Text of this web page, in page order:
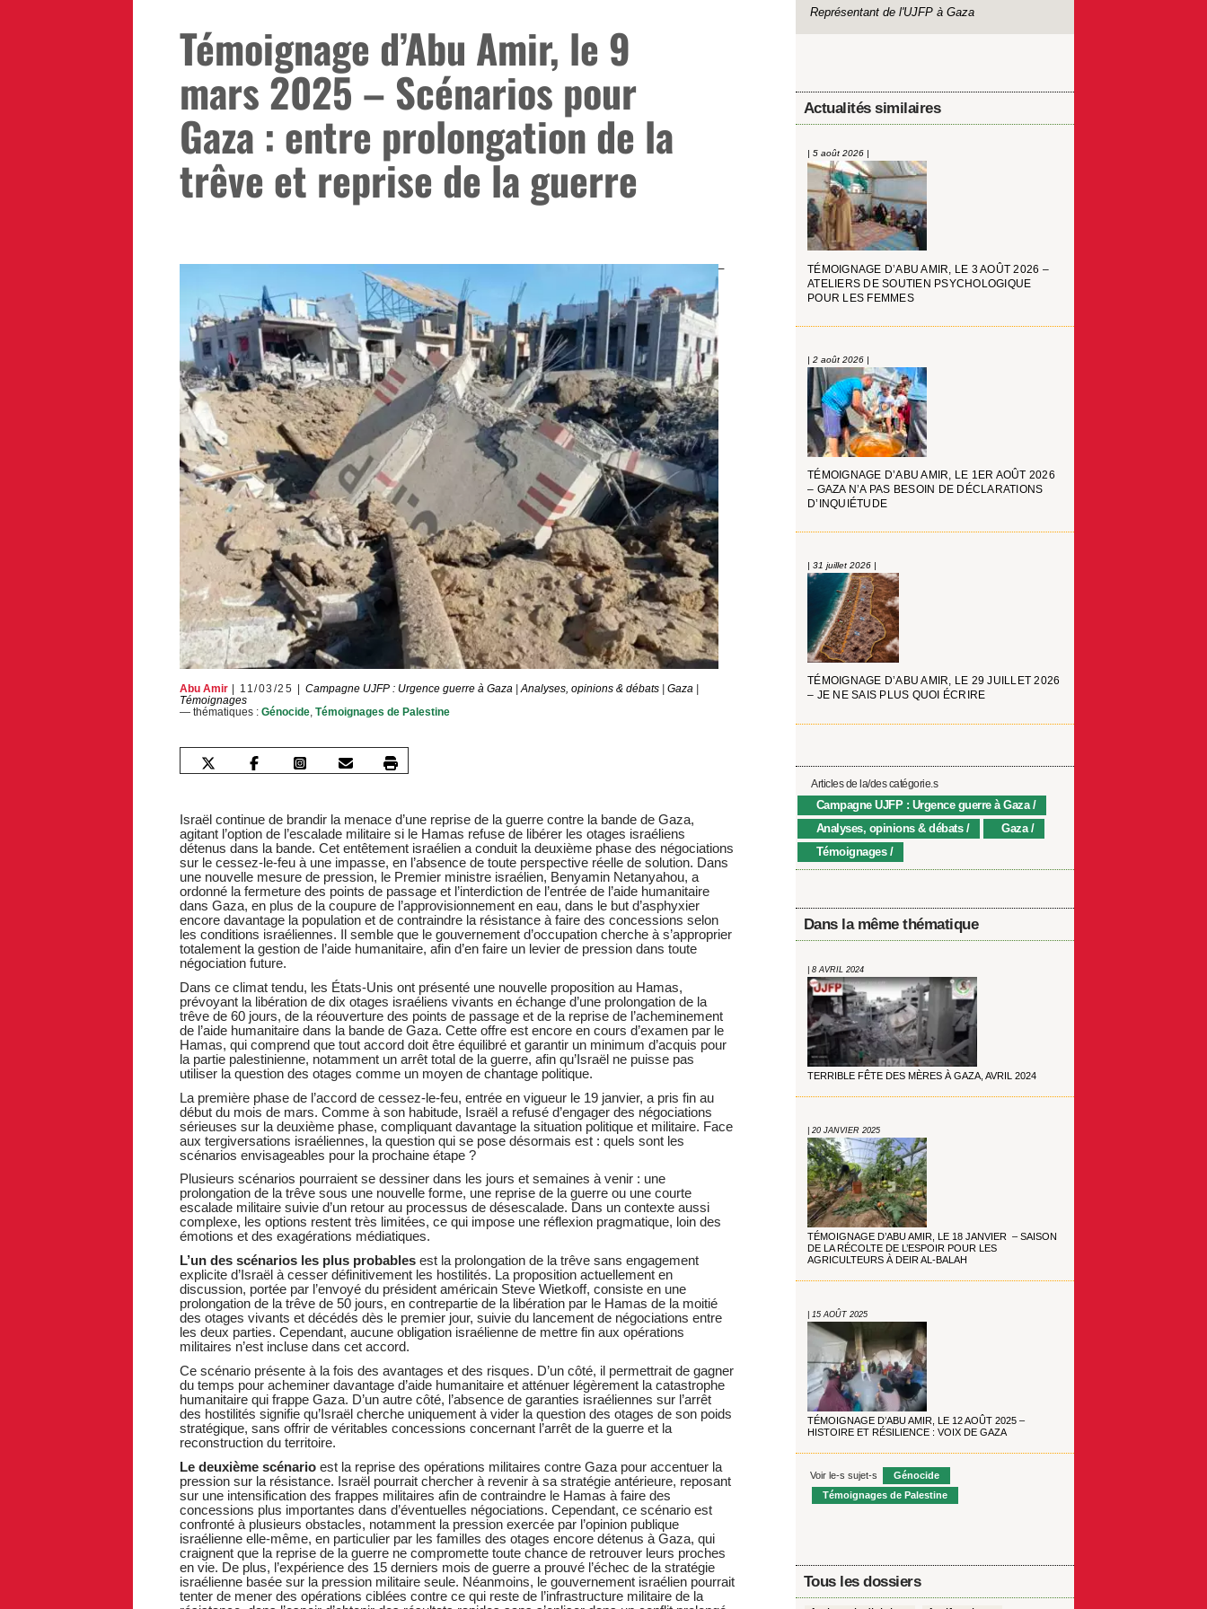
Témoignage d’Abu Amir, le 9
mars 2025 – Scénarios pour
Gaza : entre prolongation de la
trêve et reprise de la guerre
Abu Amir 11/03/25 Campagne UJFP : Urgence guerre à Gaza|Analyses, opinions & débats| Gaza|
Témoignages
— thématiques : Génocide, Témoignages de Palestine
Israël continue de brandir la menace d’une reprise de la guerre contre la bande de Gaza,
agitant l’option de l’escalade militaire si le Hamas refuse de libérer les otages israéliens
détenus dans la bande. Cet entêtement israélien a conduit la deuxième phase des négociations
sur le cessez-le-feu à une impasse, en l’absence de toute perspective réelle de solution. Dans
une nouvelle mesure de pression, le Premier ministre israélien, Benyamin Netanyahou, a
ordonné la fermeture des points de passage et l’interdiction de l’entrée de l’aide humanitaire
dans Gaza, en plus de la coupure de l’approvisionnement en eau, dans le but d’asphyxier
encore davantage la population et de contraindre la résistance à faire des concessions selon
les conditions israéliennes. Il semble que le gouvernement d’occupation cherche à s’approprier
totalement la gestion de l’aide humanitaire, afin d’en faire un levier de pression dans toute
négociation future.
Dans ce climat tendu, les États-Unis ont présenté une nouvelle proposition au Hamas,
prévoyant la libération de dix otages israéliens vivants en échange d’une prolongation de la
trêve de 60 jours, de la réouverture des points de passage et de la reprise de l’acheminement
de l’aide humanitaire dans la bande de Gaza. Cette offre est encore en cours d’examen par le
Hamas, qui comprend que tout accord doit être équilibré et garantir un minimum d’acquis pour
la partie palestinienne, notamment un arrêt total de la guerre, afin qu’Israël ne puisse pas
utiliser la question des otages comme un moyen de chantage politique.
La première phase de l’accord de cessez-le-feu, entrée en vigueur le 19 janvier, a pris fin au
début du mois de mars. Comme à son habitude, Israël a refusé d’engager des négociations
sérieuses sur la deuxième phase, compliquant davantage la situation politique et militaire. Face
aux tergiversations israéliennes, la question qui se pose désormais est : quels sont les
scénarios envisageables pour la prochaine étape ?
Plusieurs scénarios pourraient se dessiner dans les jours et semaines à venir : une
prolongation de la trêve sous une nouvelle forme, une reprise de la guerre ou une courte
escalade militaire suivie d’un retour au processus de désescalade. Dans un contexte aussi
complexe, les options restent très limitées, ce qui impose une réflexion pragmatique, loin des
émotions et des exagérations médiatiques.
L’un des scénarios les plus probables est la prolongation de la trêve sans engagement
explicite d’Israël à cesser définitivement les hostilités. La proposition actuellement en
discussion, portée par l’envoyé du président américain Steve Wietkoff, consiste en une
prolongation de la trêve de 50 jours, en contrepartie de la libération par le Hamas de la moitié
des otages vivants et décédés dès le premier jour, suivie du lancement de négociations entre
les deux parties. Cependant, aucune obligation israélienne de mettre fin aux opérations
militaires n’est incluse dans cet accord.
Ce scénario présente à la fois des avantages et des risques. D’un côté, il permettrait de gagner
du temps pour acheminer davantage d’aide humanitaire et atténuer légèrement la catastrophe
humanitaire qui frappe Gaza. D’un autre côté, l’absence de garanties israéliennes sur l’arrêt
des hostilités signifie qu’Israël cherche uniquement à vider la question des otages de son poids
stratégique, sans offrir de véritables concessions concernant l’arrêt de la guerre et la
reconstruction du territoire.
Le deuxième scénarioest la reprise des opérations militaires contre Gaza pour accentuer la
pression sur la résistance. Israël pourrait chercher à revenir à sa stratégie antérieure, reposant
sur une intensification des frappes militaires afin de contraindre le Hamas à faire des
concessions plus importantes dans d’éventuelles négociations. Cependant, ce scénario est
confronté à plusieurs obstacles, notamment la pression exercée par l’opinion publique
israélienne elle-même, en particulier par les familles des otages encore détenus à Gaza, qui
craignent que la reprise de la guerre ne compromette toute chance de retrouver leurs proches
en vie. De plus, l’expérience des 15 derniers mois de guerre a prouvé l’échec de la stratégie
israélienne basée sur la pression militaire seule. Néanmoins, le gouvernement israélien pourrait
tenter de mener des opérations ciblées contre ce qui reste de l’infrastructure militaire de la
Représentant de l'UJFP à Gaza
Actualités similaires
| 5 août 2026 |
TÉMOIGNAGE D’ABU AMIR, LE 3 AOÛT 2026 –
ATELIERS DE SOUTIEN PSYCHOLOGIQUE
POUR LES FEMMES
| 2 août 2026 |
TÉMOIGNAGE D’ABU AMIR, LE 1ER AOÛT 2026
– GAZA N’A PAS BESOIN DE DÉCLARATIONS
D’INQUIÉTUDE
| 31 juillet 2026 |
TÉMOIGNAGE D’ABU AMIR, LE 29 JUILLET 2026
– JE NE SAIS PLUS QUOI ÉCRIRE
Articles de la/des catégorie.s
Campagne UJFP : Urgence guerre à Gaza
Analyses, opinions & débats
Gaza
Témoignages
Dans la même thématique
| 8 AVRIL 2024
TERRIBLE FÊTE DES MÈRES À GAZA, AVRIL 2024
| 20 JANVIER 2025
TÉMOIGNAGE D’ABU AMIR, LE 18 JANVIER – SAISON
DE LA RÉCOLTE DE L’ESPOIR POUR LES
AGRICULTEURS À DEIR AL-BALAH
| 15 AOÛT 2025
TÉMOIGNAGE D’ABU AMIR, LE 12 AOÛT 2025 –
HISTOIRE ET RÉSILIENCE : VOIX DE GAZA
Voir le-s sujet-s
Génocide
Témoignages de Palestine
Tous les dossiers